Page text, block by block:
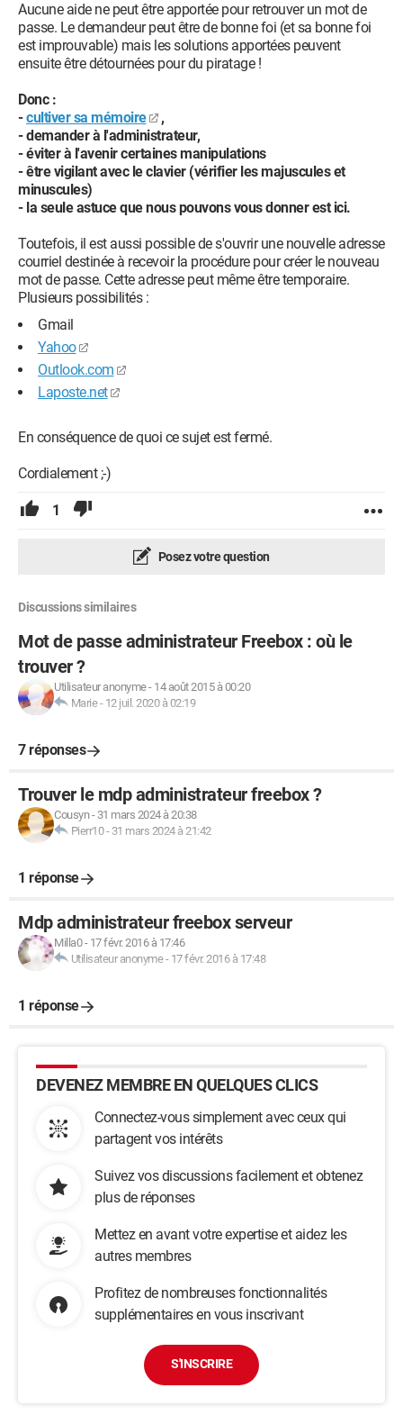
Aucune aide ne peut être apportée pour retrouver un mot de
passe. Le demandeur peut être de bonne foi (et sa bonne foi
est improuvable) mais les solutions apportées peuvent
ensuite être détournées pour du piratage !
Donc :
-cultiver sa mémoire
,
- demander à l'administrateur,
- éviter à l'avenir certaines manipulations
- être vigilant avec le clavier (vérifier les majuscules et
minuscules)
- la seule astuce que nous pouvons vous donner est ici.
Toutefois, il est aussi possible de s'ouvrir une nouvelle adresse
courriel destinée à recevoir la procédure pour créer le nouveau
mot de passe. Cette adresse peut même être temporaire.
Plusieurs possibilités :
Gmail
Yahoo
Outlook.com
Laposte.net
En conséquence de quoi ce sujet est fermé.
Cordialement ;-)
1
Posez votre question
Discussions similaires
Mot de passe administrateur Freebox : où le
trouver ?
Utilisateur anonyme- 14 août 2015 à 00:20
Marie- 12 juil. 2020 à 02:19
7 réponses
Trouver le mdp administrateur freebox ?
Cousyn- 31 mars 2024 à 20:38
Pierr10- 31 mars 2024 à 21:42
1 réponse
Mdp administrateur freebox serveur
Milla0- 17 févr. 2016 à 17:46
Utilisateur anonyme- 17 févr. 2016 à 17:48
1 réponse
DEVENEZ MEMBRE EN QUELQUES CLICS
Connectez-vous simplement avec ceux qui
partagent vos intérêts
Suivez vos discussions facilement et obtenez
plus de réponses
Mettez en avant votre expertise et aidez les
autres membres
Profitez de nombreuses fonctionnalités
supplémentaires en vous inscrivant
S'INSCRIRE